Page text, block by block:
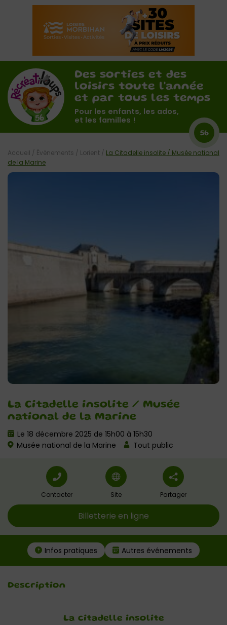
Des sorties et des
loisirs toute l'année
et par tous les temps
Pour les enfants, les ados,
et les familles !
56
La Citadelle insolite / Musée
national de la Marine
Le 18 décembre 2025 de 15h00 à 15h30
Musée national de la Marine
Tout public
Accueil / Évènements / Lorient / La Citadelle insolite / Musée national
de la Marine
Contacter Site Partager
Billetterie en ligne
Infos pratiques Autres événements
Description
La citadelle insolite